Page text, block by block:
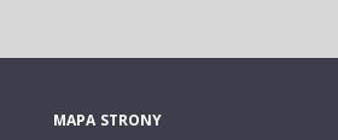
MAPA STRONY